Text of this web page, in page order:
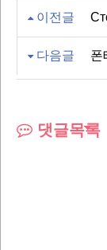
이전글
다음글
폰
댓글목록